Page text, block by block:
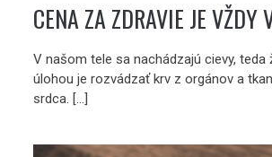
CENA ZA ZDRAVIE JE VŽDY
V našom tele sa nachádzajú cievy, teda
úlohou je rozvádzať krv z orgánov a
srdca. […]